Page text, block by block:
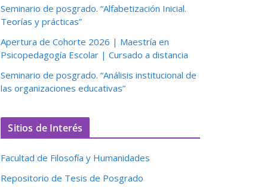
Seminario de posgrado. “Alfabetización Inicial.
Teorías y prácticas”
Apertura de Cohorte 2026 | Maestría en
Psicopedagogía Escolar | Cursado a distancia
Seminario de posgrado. “Análisis institucional de
las organizaciones educativas”
Sitios de Interés
Facultad de Filosofía y Humanidades
Repositorio de Tesis de Posgrado